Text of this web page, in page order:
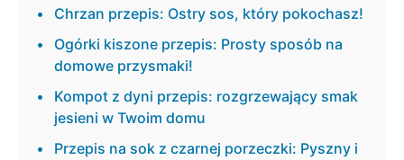
Chrzan przepis: Ostry sos, który pokochasz!
Ogórki kiszone przepis: Prosty sposób na
domowe przysmaki!
Kompot z dyni przepis: rozgrzewający smak
jesieni w Twoim domu
Przepis na sok z czarnej porzeczki: Pyszny i